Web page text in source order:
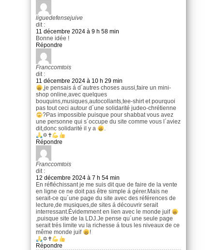
liguedefensejuive
dit :
11 décembre 2024 à 9 h 58 min
Bonne idée !
Répondre
Franccomtois
dit :
11 décembre 2024 à 10 h 29 min
,je pensais á d´autres choses aussi,faire un mini-
shop online,avec quelques
bouquins,musiques,autocollants,tee-shirt et pourquoi
pas tout ceci autour d´une solidarité judeo-chrétienne
?Pas impossible puisque pour shabbat vous avez
une personne qui s´occupe du site comme vous l´aviez
dit,donc solidarité il y a
.
✡✝
Répondre
Franccomtois
dit :
12 décembre 2024 à 7 h 54 min
En réfléchissant je me suis dit que de faire de la vente
en ligne ce ne doit pas être simple á gérer.Mais ne
serait-ce qu´une page du site avec des références de
lecture,de musiques,de sites á découvrir serait
interressant.Évidemment en lien avec le monde juif
,puisque site de la LDJ.Je pense qu´une seule page
serait trés limite vu la richesse á tous les niveaux de ce
même monde juif
!
✡✝
Répondre